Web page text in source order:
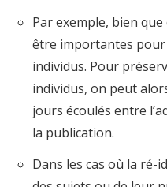
Par exemple, bien
être importantes pour
individus. Pour
individus, on peut
jours écoulés entre
la publication.
Dans les cas où la